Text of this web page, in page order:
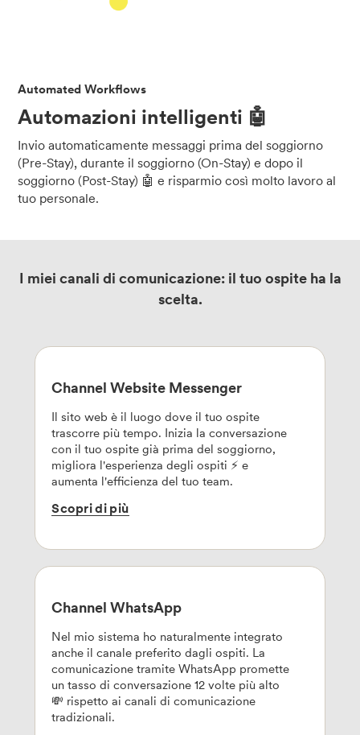
Automated Workflows
Automazioni intelligenti 🤖
Invio automaticamente messaggi prima del soggiorno
(Pre-Stay), durante il soggiorno (On-Stay) e dopo il
soggiorno (Post-Stay) 🤖 e risparmio così molto lavoro al
tuo personale.
I miei canali di comunicazione: il tuo ospite ha la
scelta.
Channel Website Messenger
Il sito web è il luogo dove il tuo ospite
trascorre più tempo. Inizia la conversazione
con il tuo ospite già prima del soggiorno,
migliora l'esperienza degli ospiti ⚡ e
aumenta l'efficienza del tuo team.
Scopridi più
Channel WhatsApp
Nel mio sistema ho naturalmente integrato
anche il canale preferito dagli ospiti. La
comunicazione tramite WhatsApp promette
un tasso di conversazione 12 volte più alto
💸 rispetto ai canali di comunicazione
tradizionali.